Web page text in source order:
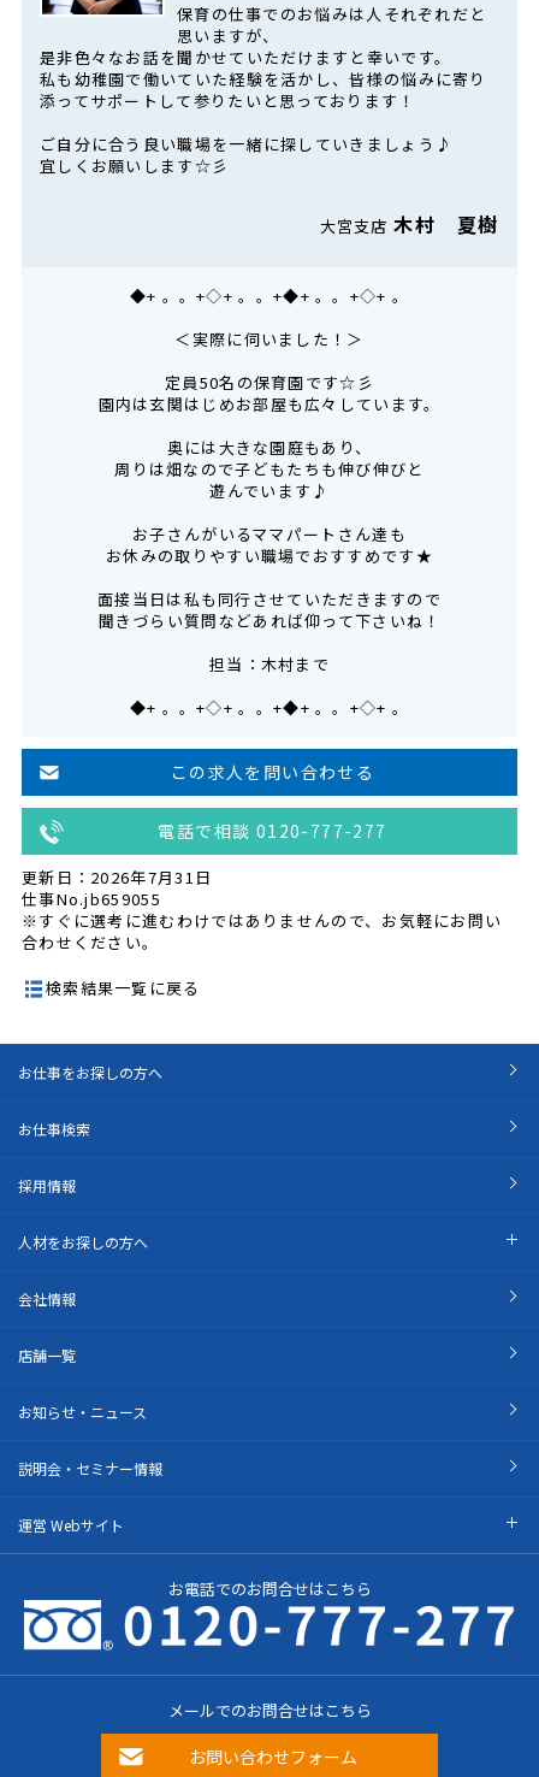
保育の仕事でのお悩みは人それぞれだと
思いますが、
是非色々なお話を聞かせていただけますと幸いです。
私も幼稚園で働いていた経験を活かし、皆様の悩みに寄り
添ってサポートして参りたいと思っております！
ご自分に合う良い職場を一緒に探していきましょう♪
宜しくお願いします☆彡
大宮支店木村 夏樹
◆+ 。。+◇+ 。。+◆+ 。。+◇+ 。
＜実際に伺いました！＞
定員50名の保育園です☆彡
園内は玄関はじめお部屋も広々しています。
奥には大きな園庭もあり、
周りは畑なので子どもたちも伸び伸びと
遊んでいます♪
お子さんがいるママパートさん達も
お休みの取りやすい職場でおすすめです★
面接当日は私も同行させていただきますので
聞きづらい質問などあれば仰って下さいね！
担当：木村まで
◆+ 。。+◇+ 。。+◆+ 。。+◇+ 。
この求人を問い合わせる
電話で相談 0120-777-277
更新日：2026年7月31日
仕事No.jb659055
※すぐに選考に進むわけではありませんので、お気軽にお問い
合わせください。
検索結果一覧に戻る
お仕事をお探しの方へ
お仕事検索
採用情報
人材をお探しの方へ
会社情報
店舗一覧
お知らせ・ニュース
説明会・セミナー情報
運営 Webサイト
お電話でのお問合せはこちら
メールでのお問合せはこちら
お問い合わせフォーム